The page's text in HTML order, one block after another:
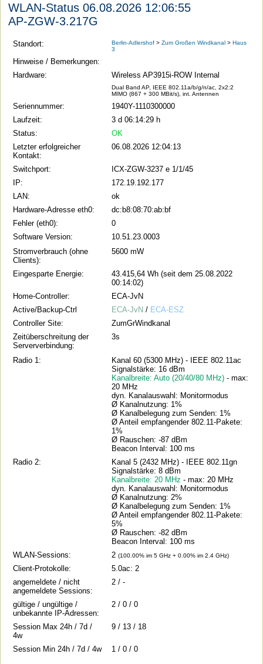
Universität
zu
Berlin
Computer-
WLAN-Status 06.08.2026 12:06:55
AP-ZGW-3.217G
Standort: Berlin-Adlershof >Zum Großen Windkanal >Haus
3
Hinweise / Bemerkungen:
Hardware:
Wireless AP3915i-ROW Internal
Dual Band AP, IEEE 802.11a/b/g/n/ac, 2x2:2
MIMO (867 + 300 MBit/s), int. Antennen
Seriennummer:
1940Y-1110300000
Laufzeit:
3 d 06:14:29 h
Status:
OK
Letzter erfolgreicher
Kontakt:
06.08.2026 12:04:13
Switchport:
ICX-ZGW-3237 e 1/1/45
IP:
172.19.192.177
LAN:
ok
Hardware-Adresse eth0:
dc:b8:08:70:ab:bf
Fehler (eth0):
0
Software Version:
10.51.23.0003
Stromverbrauch (ohne
Clients):
5600 mW
Eingesparte Energie:
43.415,64 Wh (seit dem 25.08.2022
00:14:02)
Home-Controller:
ECA-JvN
Active/Backup-Ctrl
ECA-JvN / ECA-ESZ
Controller Site:
ZumGrWindkanal
Zeitüberschreitung der
Serververbindung:
3s
Radio 1:
Kanal 60 (5300 MHz) - IEEE 802.11ac
Signalstärke: 16 dBm
Kanalbreite: Auto (20/40/80 MHz)- max:
20 MHz
dyn. Kanalauswahl: Monitormodus
Ø Kanalnutzung: 1%
Ø Kanalbelegung zum Senden: 1%
Ø Anteil empfangender 802.11-Pakete:
1%
Ø Rauschen: -87 dBm
Beacon Interval: 100 ms
Radio 2:
Kanal 5 (2432 MHz) - IEEE 802.11gn
Signalstärke: 8 dBm
Kanalbreite: 20 MHz- max: 20 MHz
dyn. Kanalauswahl: Monitormodus
Ø Kanalnutzung: 2%
Ø Kanalbelegung zum Senden: 1%
Ø Anteil empfangender 802.11-Pakete:
5%
Ø Rauschen: -82 dBm
Beacon Interval: 100 ms
WLAN-Sessions:
2(100.00% im 5 GHz + 0.00% im 2.4 GHz)
Client-Protokolle:
5.0ac: 2
angemeldete / nicht
angemeldete Sessions:
2 / -
gültige / ungültige /
unbekannte IP-Adressen:
2 / 0 / 0
Session Max 24h / 7d /
4w
9 / 13 / 18
Session Min 24h / 7d / 4w 1 / 0 / 0